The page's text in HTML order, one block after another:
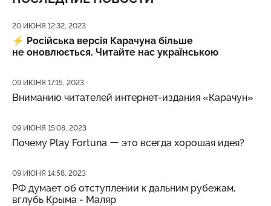
Дата публикации
20 ИЮНЯ 12:32, 2023
⚡️ Російська версія Карачуна більше
не оновлюється. Читайте нас українською
Дата публикации
09 ИЮНЯ 17:15, 2023
Вниманию читателей интернет-издания «Карачун»
Дата публикации
09 ИЮНЯ 15:08, 2023
Почему Play Fortuna ー это всегда хорошая идея?
Дата публикации
09 ИЮНЯ 14:58, 2023
РФ думает об отступлении к дальним рубежам,
вглубь Крыма - Маляр